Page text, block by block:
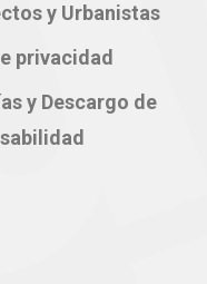
y Urbanistas
privacidad
y Descargo de